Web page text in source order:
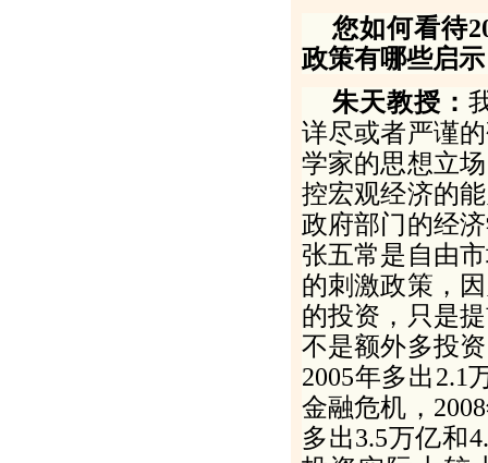
您如何看待
政策有哪些启
朱天教授：
详尽或者严谨
学家的思想立
控宏观经济的
政府部门的经
张五常是自由
的刺激政策，
的投资，只是
不是额外多投
2005年多出2.1
金融危机， 2008
多出3.5万亿和4.